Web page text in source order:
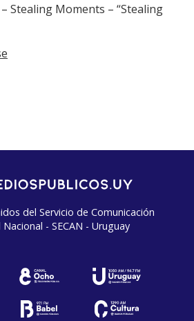
Stealing Moments – “Stealing
del Servicio de Comunicación
- SECAN - Uruguay